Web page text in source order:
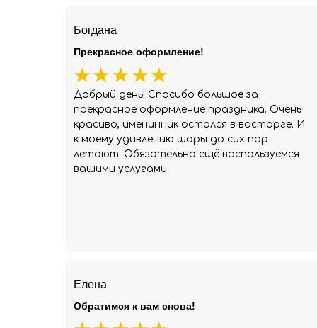
Елена
Обратимся к вам снова!
Богдана
Добрый день! Спасибо большое за
прекрасное оформление праздника. Очень
красиво, именинник остался в восторге. И
к моему удивлению шары до сих пор
летают. Обязательно ещё воспользуемся
вашими услугами
Прекрасное оформление!